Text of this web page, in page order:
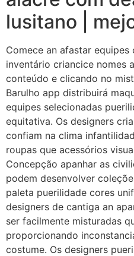
lusitano |
Comece an afastar
inventário criancice nomes
conteúdo e clicando no
Barulho app distribuirá
equipes selecionadas
equitativa. Os designers
confiam na clima
roupas que acessórios
Concepção apanhar as
podem desenvolver
paleta puerilidade cores
designers de cantiga an
ser facilmente misturadas
proporcionando
costume. Os designers